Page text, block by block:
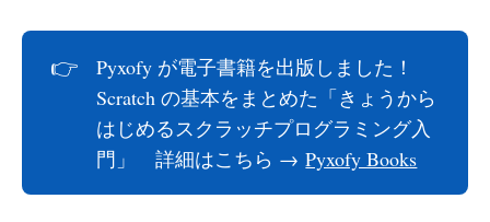
👉
Pyxofy が電子書籍を出版しました！
Scratch の基本をまとめた「きょうから
はじめるスクラッチプログラミング入
門」 詳細はこちら →Pyxofy Books